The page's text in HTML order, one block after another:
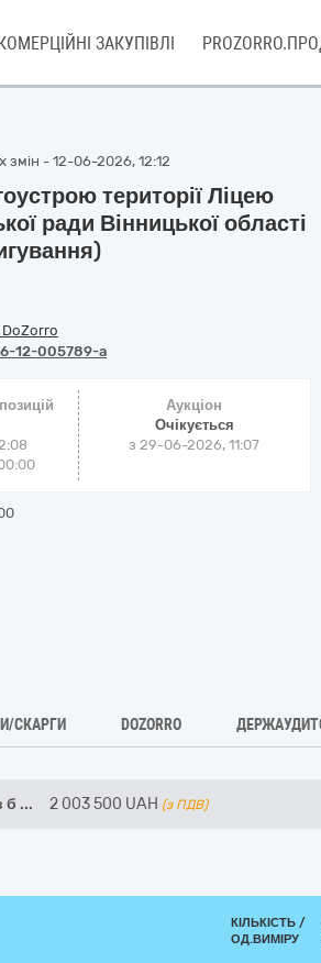
ЗАКУПІВЛІ
- 12-06-2026, 12:12
території Ліцею
ради Вінницької області
DoZorro
12-005789-a
Аукціон
Очікується
з29-06-2026, 11:07
СКАРГИ DOZORRO
б ... 2 003 500 UAH (з ПДВ)
КІЛЬКІСТЬ /
ОД.ВИМІРУ